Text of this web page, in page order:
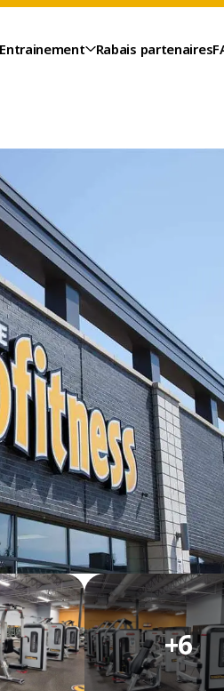
Entrainement Rabais partenaires
+6